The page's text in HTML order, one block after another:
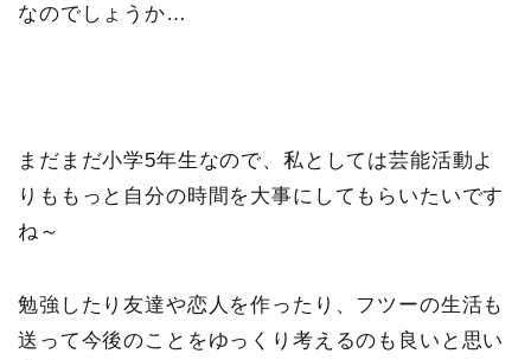
なのでしょうか…
まだまだ小学5年生なので、私としては芸能活動よ
りももっと自分の時間を大事にしてもらいたいです
ね～
勉強したり友達や恋人を作ったり、フツーの生活も
送って今後のことをゆっくり考えるのも良いと思い